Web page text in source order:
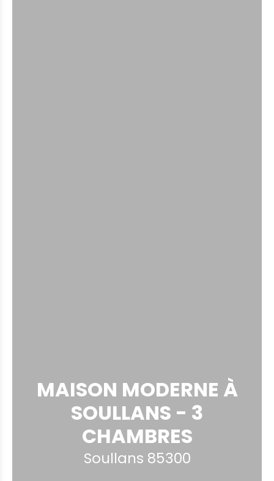
MAISON MODERNE À
SOULLANS - 3
CHAMBRES
Soullans 85300